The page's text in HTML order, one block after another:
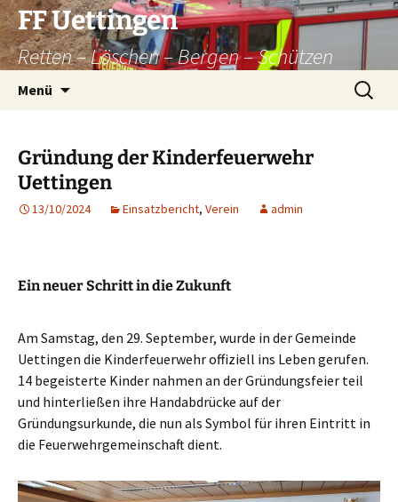
Zum
Inhalt
springen
FF Uettingen
Retten – Löschen – Bergen – Schützen
Menü
Suchen
nach:
Gründung der Kinderfeuerwehr
Uettingen
13/10/2024 Einsatzbericht, Verein admin
Ein neuer Schritt in die Zukunft
Am Samstag, den 29. September, wurde in der Gemeinde
Uettingen die Kinderfeuerwehr offiziell ins Leben gerufen.
14 begeisterte Kinder nahmen an der Gründungsfeier teil
und hinterließen ihre Handabdrücke auf der
Gründungsurkunde, die nun als Symbol für ihren Eintritt in
die Feuerwehrgemeinschaft dient.